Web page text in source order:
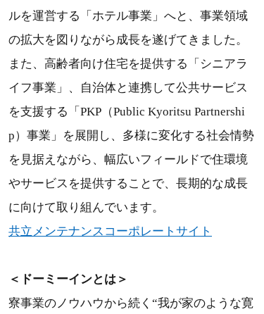
ルを運営する「ホテル事業」へと、事業領域
の拡大を図りながら成長を遂げてきました。
また、高齢者向け住宅を提供する「シニアラ
イフ事業」、自治体と連携して公共サービス
を支援する「PKP（Public Kyoritsu Partnershi
p）事業」を展開し、多様に変化する社会情勢
を見据えながら、幅広いフィールドで住環境
やサービスを提供することで、長期的な成長
に向けて取り組んでいます。
共立メンテナンスコーポレートサイト
＜ドーミーインとは＞
寮事業のノウハウから続く“我が家のような寛